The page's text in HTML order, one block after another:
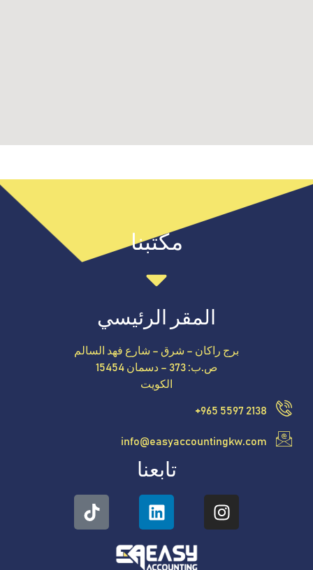
مكتبنا
المقر الرئيسي
برج راكان – شرق – شارع فهد السالم
ص.ب: 373 – دسمان 15454
الكويت
+965 5597 2138
info@easyaccountingkw.com
تابعنا